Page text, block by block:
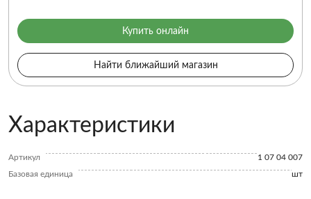
Купить онлайн
Найти ближайший магазин
Характеристики
Артикул
1 07 04 007
Базовая единица
шт